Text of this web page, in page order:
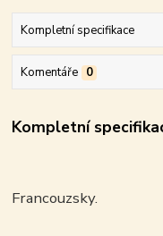
Kompletní specifikace
Komentáře 0
Kompletní
Francouzsky.